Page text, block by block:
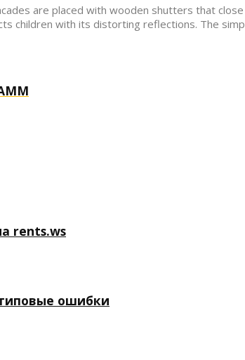
are placed with wooden shutters that
children with its distorting reflections. The
rents.ws
ошибки